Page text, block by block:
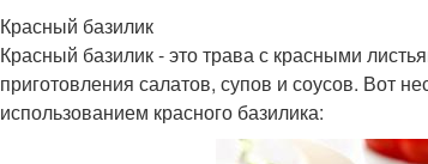
Красный базилик
Красный базилик - это трава с красными
приготовления салатов, супов и соусов. Вот
использованием красного базилика: